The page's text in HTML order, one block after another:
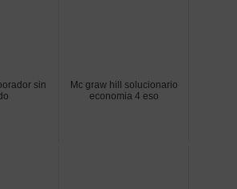
sin
Mc graw hill solucionario
economia 4 eso